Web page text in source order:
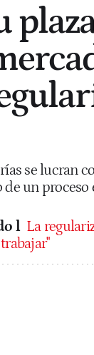
se lucran
un
l La